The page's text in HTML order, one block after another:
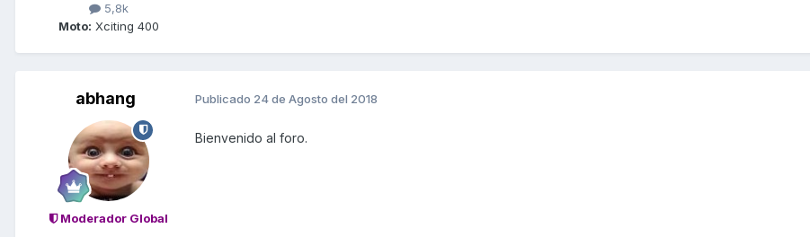
5,8k
Moto: Xciting 400
abhang
Moderador Global
Publicado 24 de Agosto del 2018
Bienvenido al foro.